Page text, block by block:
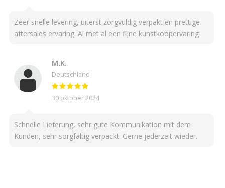
Zeer snelle levering, uiterst zorgvuldig verpakt en prettige
aftersales ervaring. Al met al een fijne kunstkoopervaring
M.K.
Deutschland
30 oktober 2024
Schnelle Lieferung, sehr gute Kommunikation mit dem
Kunden, sehr sorgfältig verpackt. Gerne jederzeit wieder.